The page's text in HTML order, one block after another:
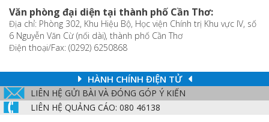
Văn phòng đại diện tại thành phố Cần Thơ:
Địa chỉ: Phòng 302, Khu Hiệu Bộ, Học viện Chính trị Khu vực IV, số
6 Nguyễn Văn Cừ (nối dài), thành phố Cần Thơ
Điện thoại/Fax: (0292) 6250868
HÀNH CHÍNH ĐIỆN TỬ
LIÊN HỆ GỬI BÀI VÀ ĐÓNG GÓP Ý KIẾN
LIÊN HỆ QUẢNG CÁO: 080 46138